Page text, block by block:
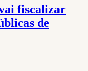
fiscalizar
de